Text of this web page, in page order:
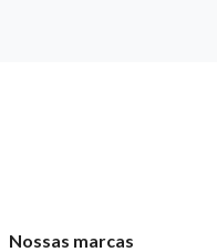
Nossas marcas